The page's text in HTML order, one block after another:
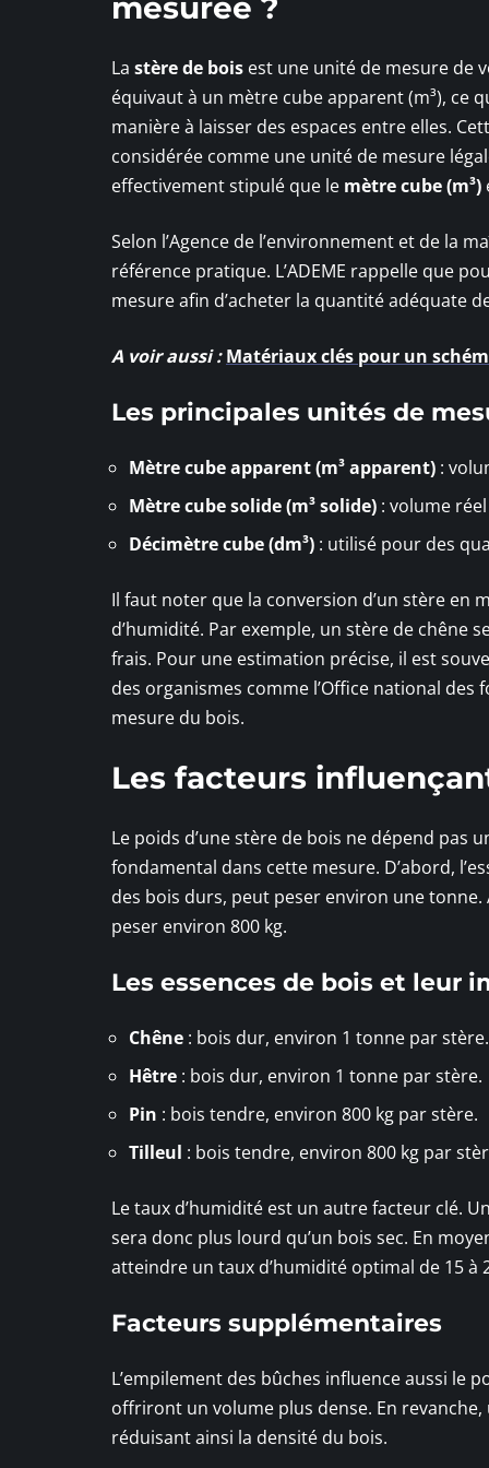
mesurée ?
La stère de bois est une unité de mesure de
équivaut à un mètre cube apparent (m³), ce
manière à laisser des espaces entre elles.
considérée comme une unité de mesure
effectivement stipulé que le mètre cube (m³)
Selon l’Agence de l’environnement et de la
référence pratique. L’ADEME rappelle que
mesure afin d’acheter la quantité adéquate
A voir aussi : Matériaux clés pour un
Les principales unités de
Mètre cube apparent (m³ apparent) :
Mètre cube solide (m³ solide) : volume
Décimètre cube (dm³) : utilisé pour des
Il faut noter que la conversion d’un stère en
d’humidité. Par exemple, un stère de chêne
frais. Pour une estimation précise, il est
des organismes comme l’Office national
mesure du bois.
Les facteurs
Le poids d’une stère de bois ne dépend
fondamental dans cette mesure. D’abord,
des bois durs, peut peser environ une tonne.
peser environ 800 kg.
Les essences de bois et leur
Chêne : bois dur, environ 1 tonne par stère.
Hêtre : bois dur, environ 1 tonne par stère.
Pin : bois tendre, environ 800 kg par stère.
Tilleul : bois tendre, environ 800 kg par
Le taux d’humidité est un autre facteur clé.
sera donc plus lourd qu’un bois sec. En
atteindre un taux d’humidité optimal de 15 à
Facteurs supplémentaires
L’empilement des bûches influence aussi le
offriront un volume plus dense. En
réduisant ainsi la densité du bois.